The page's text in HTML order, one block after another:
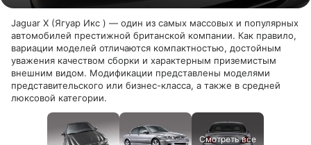
Jaguar X (Ягуар Икс ) — один из самых массовых и популярных
автомобилей престижной британской компании. Как правило,
вариации моделей отличаются компактностью, достойным
уважения качеством сборки и характерным приземистым
внешним видом. Модификации представлены моделями
представительского или бизнес-класса, а также в средней
люксовой категории.
Смотреть все